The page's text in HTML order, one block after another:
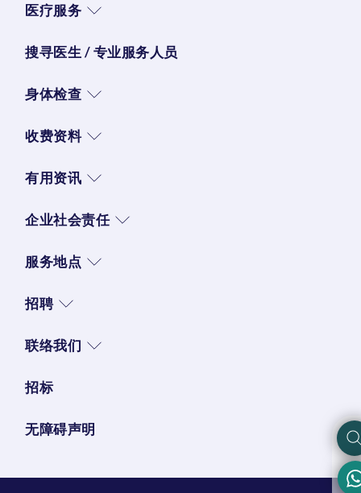
医疗服务
搜寻医生 / 专业服务人员
身体检查
收费资料
有用资讯
企业社会责任
服务地点
招聘
联络我们
招标
无障碍声明